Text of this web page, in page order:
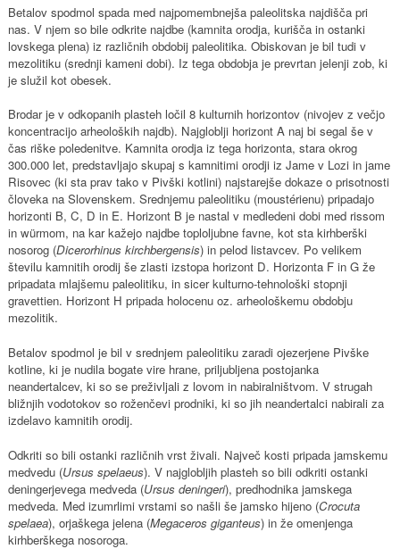
Betalov spodmol spada med najpomembnejša paleolitska najdišča pri
nas. V njem so bile odkrite najdbe (kamnita orodja, kurišča in ostanki
lovskega plena) iz različnih obdobij paleolitika. Obiskovan je bil tudi v
mezolitiku (srednji kameni dobi). Iz tega obdobja je prevrtan jelenji zob, ki
je služil kot obesek.
Brodar je v odkopanih plasteh ločil 8 kulturnih horizontov (nivojev z večjo
koncentracijo arheoloških najdb). Najgloblji horizont A naj bi segal še v
čas riške poledenitve. Kamnita orodja iz tega horizonta, stara okrog
300.000 let, predstavljajo skupaj s kamnitimi orodji iz Jame v Lozi in jame
Risovec (ki sta prav tako v Pivški kotlini) najstarejše dokaze o prisotnosti
človeka na Slovenskem. Srednjemu paleolitiku (moustérienu) pripadajo
horizonti B, C, D in E. Horizont B je nastal v medledeni dobi med rissom
in würmom, na kar kažejo najdbe toploljubne favne, kot sta kirhberški
nosorog (Dicerorhinus kirchbergensis) in pelod listavcev. Po velikem
številu kamnitih orodij še zlasti izstopa horizont D. Horizonta F in G že
pripadata mlajšemu paleolitiku, in sicer kulturno-tehnološki stopnji
gravettien. Horizont H pripada holocenu oz. arheološkemu obdobju
mezolitik.
Betalov spodmol je bil v srednjem paleolitiku zaradi ojezerjene Pivške
kotline, ki je nudila bogate vire hrane, priljubljena postojanka
neandertalcev, ki so se preživljali z lovom in nabiralništvom. V strugah
bližnjih vodotokov so roženčevi prodniki, ki so jih neandertalci nabirali za
izdelavo kamnitih orodij.
Odkriti so bili ostanki različnih vrst živali. Največ kosti pripada jamskemu
medvedu (Ursus spelaeus). V najglobljih plasteh so bili odkriti ostanki
deningerjevega medveda (Ursus deningeri), predhodnika jamskega
medveda. Med izumrlimi vrstami so našli še jamsko hijeno (Crocuta
spelaea), orjaškega jelena (Megaceros giganteus) in že omenjenga
kirhberškega nosoroga.